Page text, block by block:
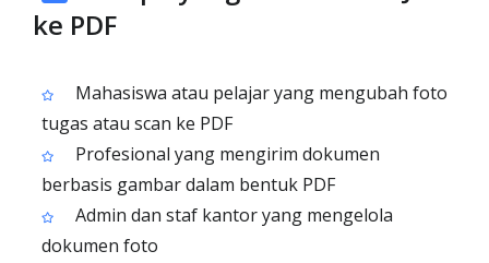
ke PDF
Mahasiswa atau pelajar yang mengubah foto
tugas atau scan ke PDF
Profesional yang mengirim dokumen
berbasis gambar dalam bentuk PDF
Admin dan staf kantor yang mengelola
dokumen foto